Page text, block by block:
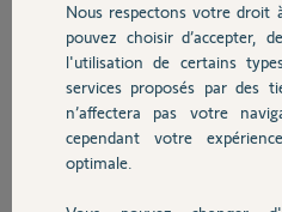
Chauffage
Autres produits
Participer au
Réponses
Bonjour
Nous respectons votre droit
pouvez choisir d’accepter,
l'utilisation de certains
services proposés par des
n’affectera pas votre
cependant votre
optimale.